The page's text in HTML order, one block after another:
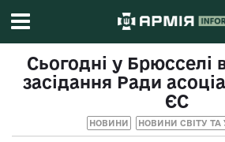
Сьогодні у Брюсселі
засідання Ради
ЄС
НОВИНИ НОВИНИ СВІТУ ТА